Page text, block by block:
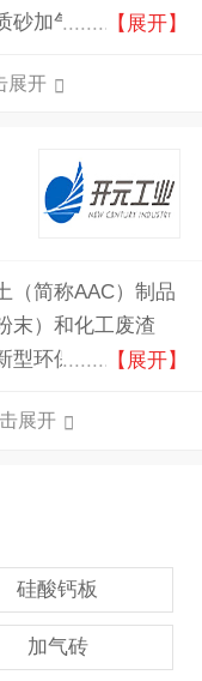
砂加气混凝土砌
【展开】
展开
（简称AAC）制品
末）和化工废渣
型环保节能建材，
色建筑墙体材料产
【展开】
展开
硅酸钙板
加气砖